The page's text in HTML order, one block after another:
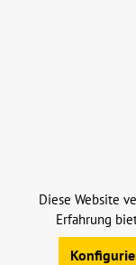
© 2023
Diese Website
Erfahrung